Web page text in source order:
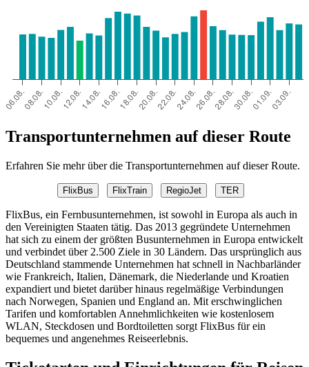
Transportunternehmen auf dieser Route
Erfahren Sie mehr über die Transportunternehmen auf dieser Route.
FlixBus FlixTrain RegioJet TER
FlixBus, ein Fernbusunternehmen, ist sowohl in Europa als auch in
den Vereinigten Staaten tätig. Das 2013 gegründete Unternehmen
hat sich zu einem der größten Busunternehmen in Europa entwickelt
und verbindet über 2.500 Ziele in 30 Ländern. Das ursprünglich aus
Deutschland stammende Unternehmen hat schnell in Nachbarländer
wie Frankreich, Italien, Dänemark, die Niederlande und Kroatien
expandiert und bietet darüber hinaus regelmäßige Verbindungen
nach Norwegen, Spanien und England an. Mit erschwinglichen
Tarifen und komfortablen Annehmlichkeiten wie kostenlosem
WLAN, Steckdosen und Bordtoiletten sorgt FlixBus für ein
bequemes und angenehmes Reiseerlebnis.